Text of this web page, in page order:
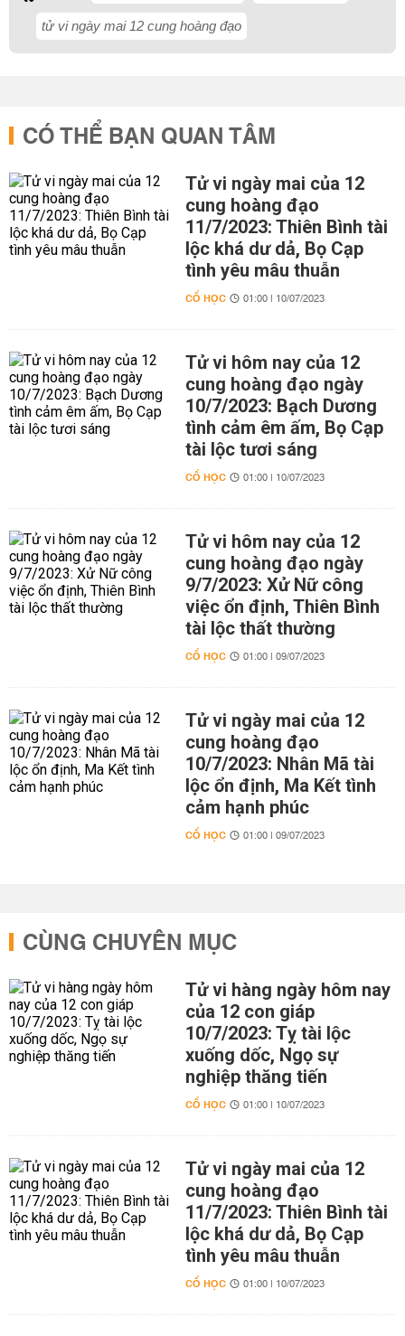
tử vi ngày mai 12 cung hoàng đạo
CÓ THỂ BẠN QUAN TÂM
Tử vi ngày mai của 12
cung hoàng đạo
11/7/2023: Thiên Bình tài
lộc khá dư dả, Bọ Cạp
tình yêu mâu thuẫn
CỔ HỌC 01:00 | 10/07/2023
Tử vi hôm nay của 12
cung hoàng đạo ngày
10/7/2023: Bạch Dương
tình cảm êm ấm, Bọ Cạp
tài lộc tươi sáng
CỔ HỌC 01:00 | 10/07/2023
Tử vi hôm nay của 12
cung hoàng đạo ngày
9/7/2023: Xử Nữ công
việc ổn định, Thiên Bình
tài lộc thất thường
CỔ HỌC 01:00 | 09/07/2023
Tử vi ngày mai của 12
cung hoàng đạo
10/7/2023: Nhân Mã tài
lộc ổn định, Ma Kết tình
cảm hạnh phúc
CỔ HỌC 01:00 | 09/07/2023
CÙNG CHUYÊN MỤC
Tử vi hàng ngày hôm nay
của 12 con giáp
10/7/2023: Tỵ tài lộc
xuống dốc, Ngọ sự
nghiệp thăng tiến
CỔ HỌC 01:00 | 10/07/2023
Tử vi ngày mai của 12
cung hoàng đạo
11/7/2023: Thiên Bình tài
lộc khá dư dả, Bọ Cạp
tình yêu mâu thuẫn
CỔ HỌC 01:00 | 10/07/2023